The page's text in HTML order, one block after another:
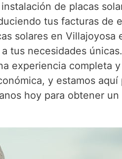
de placas
tus facturas de
solares en
tus necesidades
experiencia completa
y estamos
hoy para obtener